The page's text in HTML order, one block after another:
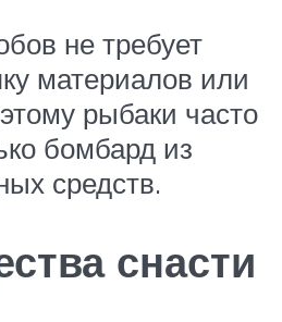
не требует
материалов или
рыбаки часто
бомбард из
средств.
снасти